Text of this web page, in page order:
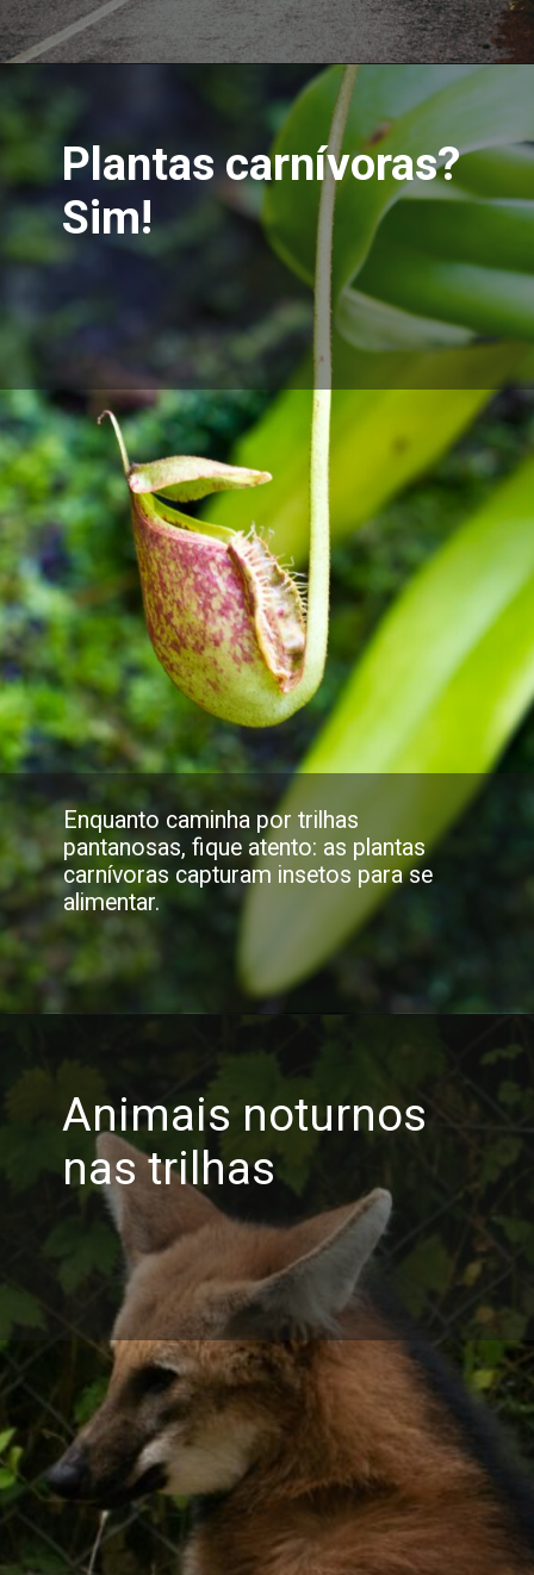
Plantas carnívoras?
Sim!
Enquanto caminha por trilhas
pantanosas, fique atento: as plantas
carnívoras capturam insetos para se
alimentar.
Animais noturnos
nas trilhas